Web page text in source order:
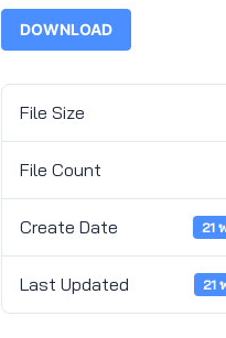
DOWNLOAD
File Size
File Count
Create Date 21
Last Updated 21